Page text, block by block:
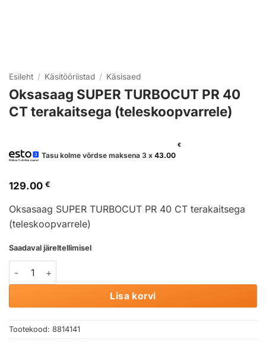
Esileht / Käsitööriistad / Käsisaed
Oksasaag SUPER TURBOCUT PR 40
CT terakaitsega (teleskoopvarrele)
Tasu kolme võrdse maksena 3 x 43.00
€
129.00 €
Oksasaag SUPER TURBOCUT PR 40 CT terakaitsega
(teleskoopvarrele)
Saadaval järeltellimisel
Oksasaag SUPER TURBOCUT PR 40 CT terakaitsega
Lisa korvi
Tootekood: 8814141